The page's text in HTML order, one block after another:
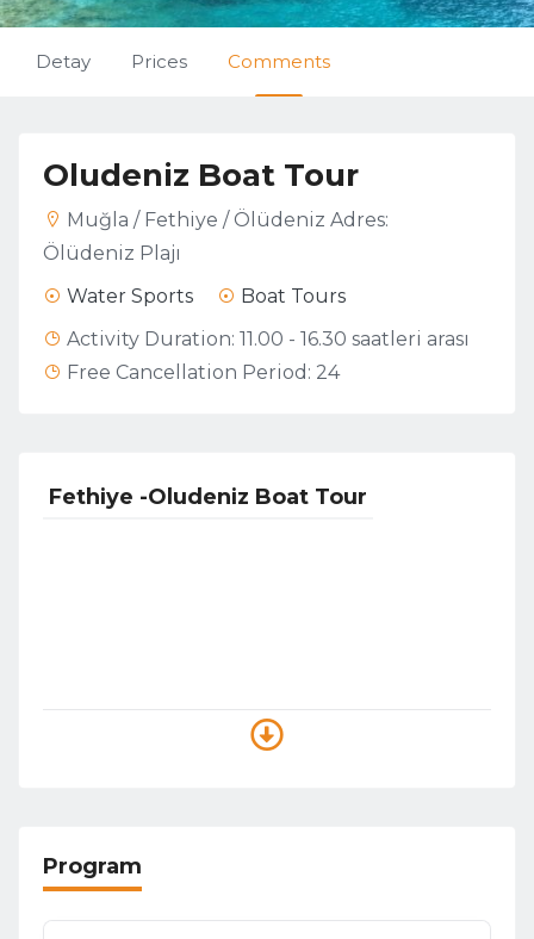
Detay Prices Comments
Oludeniz Boat Tour
Muğla / Fethiye / Ölüdeniz Adres:
Ölüdeniz Plajı
Water Sports
Boat Tours
Activity Duration: 11.00 - 16.30 saatleri arası
Free Cancellation Period: 24
Fethiye -Oludeniz Boat Tour
Program